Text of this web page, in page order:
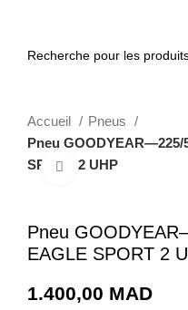
Accueil
Pneus
Pneu
SPORT 2 UHP
Cliquez pour
Pneu
EAGLE SPORT 2
1.400,00 MAD